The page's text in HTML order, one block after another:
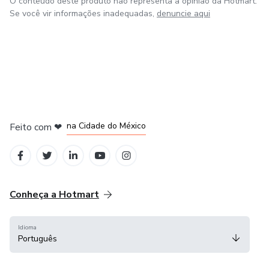
Sabor".
Se você vir informações inadequadas, denuncie aqui
Feito com ❤ na Cidade do México
Conheça a Hotmart
Idioma
Português